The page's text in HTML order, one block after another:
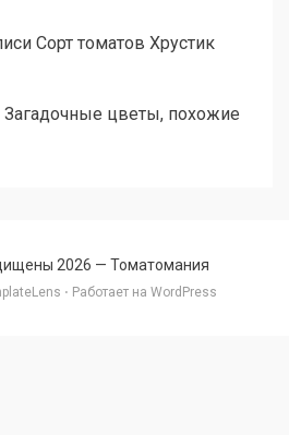
Сорт томатов Хрустик
Загадочные цветы, похожие
2026 — Томатомания
⋅ Работает на WordPress